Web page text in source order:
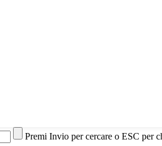
Premi Invio per cercare o ESC per